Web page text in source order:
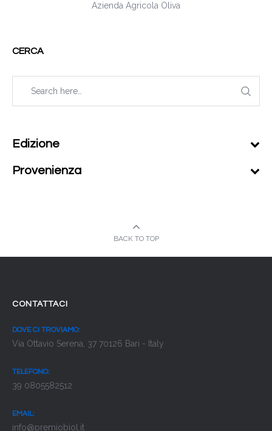
Azienda Agricola Oliva
CERCA
Edizione
Provenienza
BACK TO TOP
CONTATTACI
DOVE CI TROVIAMO:
Via Ottavio Serena, 37 70126 Bari - Italy
TELEFONO:
39 0805582512
EMAIL:
info@premiobiol.it